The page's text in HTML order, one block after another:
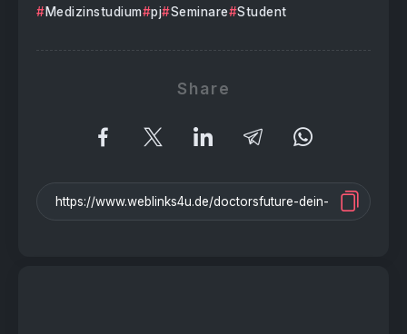
Medizinstudium
pj Seminare Student
Share